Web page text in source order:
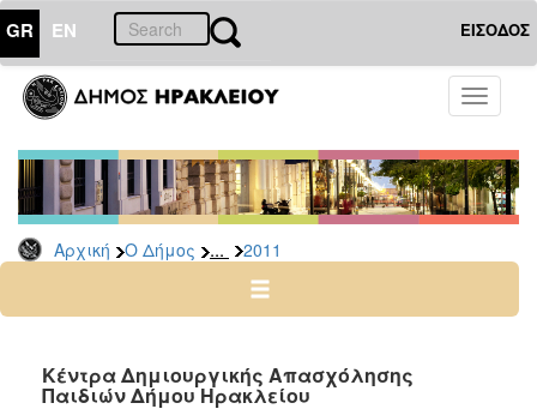
GR EN ΕΙΣΟΔΟΣ
Toggle
Αρχική Ο Δήμος ... 2011
ΔΗΜΟΣ
Δελτία
Τύπου
Αρχείο
2026
2024
2022
Κέντρα Δημιουργικής Απασχόλησης
Παιδιών Δήμου Ηρακλείου